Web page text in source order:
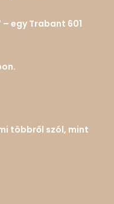
egy Trabant 601
többről szól, mint